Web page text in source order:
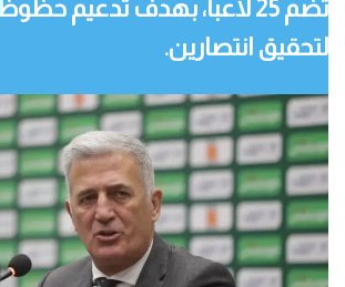
تضم 25 لاعبا، بهدف تدعيم
لتحقيق انتصارين.